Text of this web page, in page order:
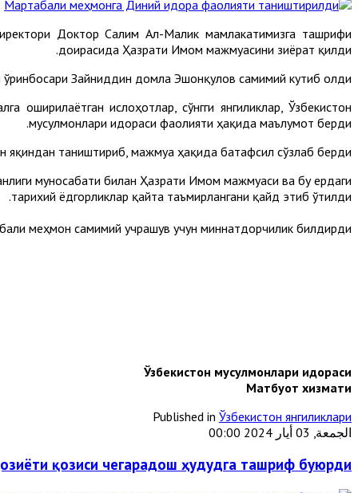
Доктор Салим Ал-Малик мамлакатимизга ташрифи
доирасида Ҳазрати Имом мажмуасини зиёрат қилди.
Зайниддин домла Эшонқулов самимий кутиб олди.
ислоҳотлар, сўнгги янгиликлар, Ўзбекистон
мусулмонлари идораси фаолияти ҳақида маълумот берди.
таништириб, мажмуа ҳақида батафсил сўзлаб берди.
муносабати билан Ҳазрати Имом мажмуаси ва бу ердаги
тарихий ёдгорликлар қайта таъмирлангани қайд этиб ўтилди.
меҳмон самимий учрашув учун миннатдорчилик билдирди.
Ўзбекистон мусулмонлари идораси
Матбуот хизмати
Published in Ўзбекистон янгиликлари
الجمعة, 03 أيار 2024 00:00
қозиси чегарадош ҳудудга ташриф буюрди